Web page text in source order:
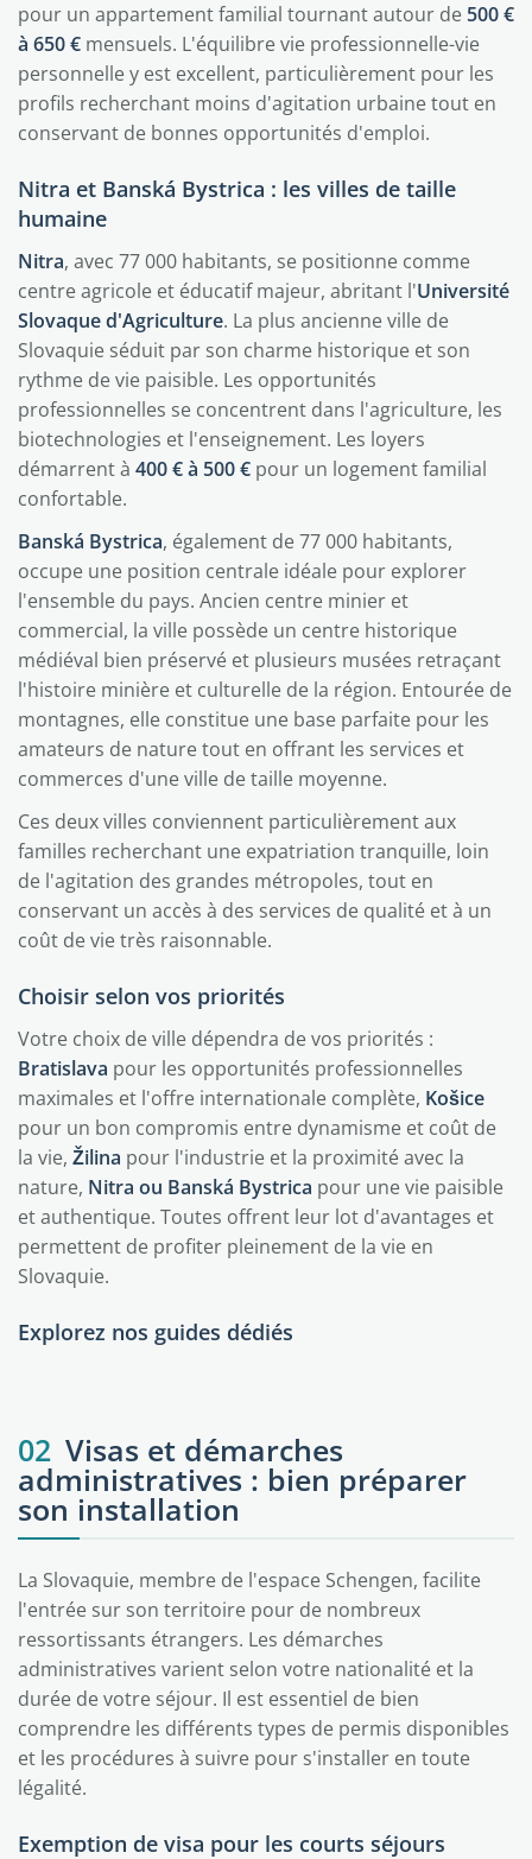
pour un appartement familial tournant autour de 500 €
à 650 € mensuels. L'équilibre vie professionnelle-vie
personnelle y est excellent, particulièrement pour les
profils recherchant moins d'agitation urbaine tout en
conservant de bonnes opportunités d'emploi.
Nitra et Banská Bystrica : les villes de taille
humaine
Nitra, avec 77 000 habitants, se positionne comme
centre agricole et éducatif majeur, abritant l'Université
Slovaque d'Agriculture. La plus ancienne ville de
Slovaquie séduit par son charme historique et son
rythme de vie paisible. Les opportunités
professionnelles se concentrent dans l'agriculture, les
biotechnologies et l'enseignement. Les loyers
démarrent à 400 € à 500 € pour un logement familial
confortable.
Banská Bystrica, également de 77 000 habitants,
occupe une position centrale idéale pour explorer
l'ensemble du pays. Ancien centre minier et
commercial, la ville possède un centre historique
médiéval bien préservé et plusieurs musées retraçant
l'histoire minière et culturelle de la région. Entourée de
montagnes, elle constitue une base parfaite pour les
amateurs de nature tout en offrant les services et
commerces d'une ville de taille moyenne.
Ces deux villes conviennent particulièrement aux
familles recherchant une expatriation tranquille, loin
de l'agitation des grandes métropoles, tout en
conservant un accès à des services de qualité et à un
coût de vie très raisonnable.
Choisir selon vos priorités
Votre choix de ville dépendra de vos priorités :
Bratislava pour les opportunités professionnelles
maximales et l'offre internationale complète, Košice
pour un bon compromis entre dynamisme et coût de
la vie, Žilina pour l'industrie et la proximité avec la
nature, Nitra ou Banská Bystrica pour une vie paisible
et authentique. Toutes offrent leur lot d'avantages et
permettent de profiter pleinement de la vie en
Slovaquie.
Explorez nos guides dédiés
Bratislava
02 Visas et démarches
administratives : bien préparer
son installation
La Slovaquie, membre de l'espace Schengen, facilite
l'entrée sur son territoire pour de nombreux
ressortissants étrangers. Les démarches
administratives varient selon votre nationalité et la
durée de votre séjour. Il est essentiel de bien
comprendre les différents types de permis disponibles
et les procédures à suivre pour s'installer en toute
légalité.
Exemption de visa pour les courts séjours